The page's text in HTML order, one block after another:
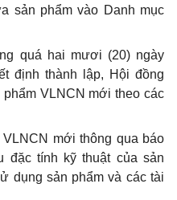
sản phẩm vào Danh mục
quá hai mươi (20) ngày
định thành lập, Hội đồng
VLNCN mới theo các
mới thông qua báo
đặc tính kỹ thuật của sản
dụng sản phẩm và các tài